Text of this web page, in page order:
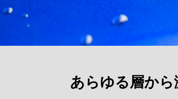
あらゆる層か